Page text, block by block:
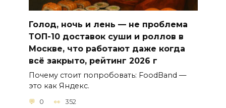
Голод, ночь и лень — не проблема
ТОП-10 доставок суши и роллов в
Москве, что работают даже когда
всё закрыто, рейтинг 2026 г
Почему стоит попробовать: FoodBand —
это как Яндекс.
0 352